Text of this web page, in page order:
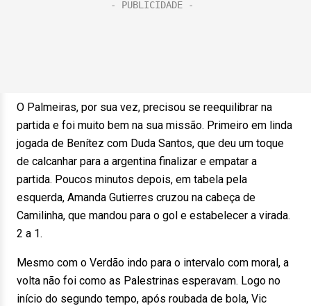
O Palmeiras, por sua vez, precisou se reequilibrar na
partida e foi muito bem na sua missão. Primeiro em linda
jogada de Benítez com Duda Santos, que deu um toque
de calcanhar para a argentina finalizar e empatar a
partida. Poucos minutos depois, em tabela pela
esquerda, Amanda Gutierres cruzou na cabeça de
Camilinha, que mandou para o gol e estabelecer a virada.
2 a 1.
Mesmo com o Verdão indo para o intervalo com moral, a
volta não foi como as Palestrinas esperavam. Logo no
início do segundo tempo, após roubada de bola, Vic